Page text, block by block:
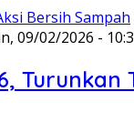
09/02/2026 -
Turunkan